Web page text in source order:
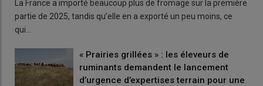
La France a importé beaucoup plus de fromage sur la première
partie de 2025, tandis qu’elle en a exporté un peu moins, ce
qui…
« Prairies grillées » : les éleveurs de
ruminants demandent le lancement
d’urgence d’expertises terrain pour une